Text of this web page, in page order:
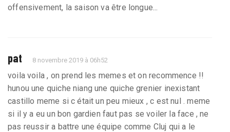
offensivement, la saison va être longue...
pat 8 novembre 2019 à 06h52
voila voila , on prend les memes et on recommence !!
hunou une quiche niang une quiche grenier inexistant
castillo meme si c était un peu mieux , c est nul . meme
si il y a eu un bon gardien faut pas se voiler la face , ne
pas reussir a battre une équipe comme Cluj qui a le